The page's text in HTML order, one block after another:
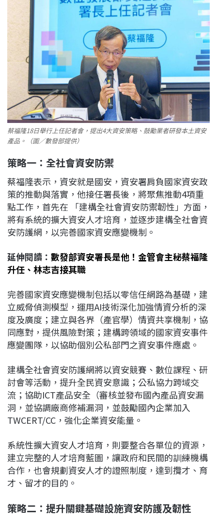
蔡福隆18日舉行上任記者會，提出4大資安策略、鼓勵業者研發本土資安
產品。（圖／數發部提供）
策略一：全社會資安防禦
蔡福隆表示，資安就是國安，資安署肩負國家資安政
策的推動與落實，他接任署長後，將聚焦推動4項重
點工作，首先在 「建構全社會資安防禦韌性」方面，
將有系統的擴大資安人才培育，並逐步建構全社會資
安防護網，以完善國家資安應變機制。
延伸閱讀： 數發部資安署長是他！金管會主秘蔡福隆
升任、林志吉接其職
完善國家資安應變機制包括以零信任網路為基礎，建
立威脅偵測模型，運用AI技術深化加強情資分析的深
度及廣度；建立與各界（產官學）情資共享機制，協
同應對，提供風險對策；建構跨領域的國家資安事件
應變團隊，以協助個別公私部門之資安事件應處。
建構全社會資安防護網將以資安競賽、數位課程、研
討會等活動，提升全民資安意識；公私協力跨域交
流；協助ICT產品安全（審核並發布國內產品資安漏
洞，並協調廠商修補漏洞，並鼓勵國內企業加入
TWCERT/CC，強化企業資安能量。
系統性擴大資安人才培育，則要整合各單位的資源，
建立完整的人才培育藍圖，讓政府和民間的訓練機構
合作，也會規劃資安人才的證照制度，達到攬才、育
才、留才的目的。
策略二：提升關鍵基礎設施資安防護及韌性